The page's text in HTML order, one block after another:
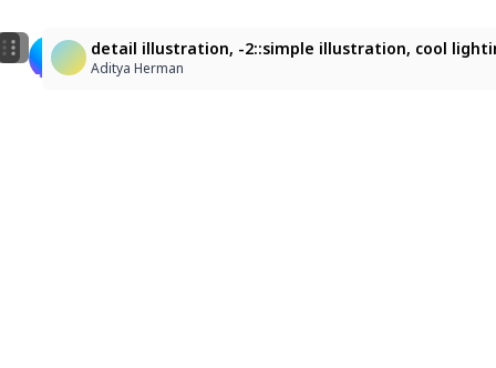
チアリーダーの少女！
kagaya757
活力十足的啦啦隊女孩！
dongdong
detail illustration, -2::simple illustration, cool
Aditya Herman